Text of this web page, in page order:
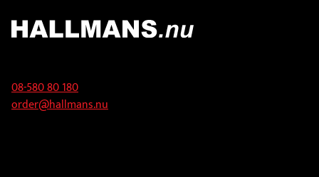
08-580 80 180
order@hallmans.nu